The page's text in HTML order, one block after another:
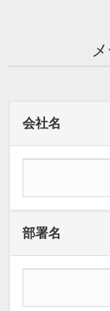
会社名
部署名